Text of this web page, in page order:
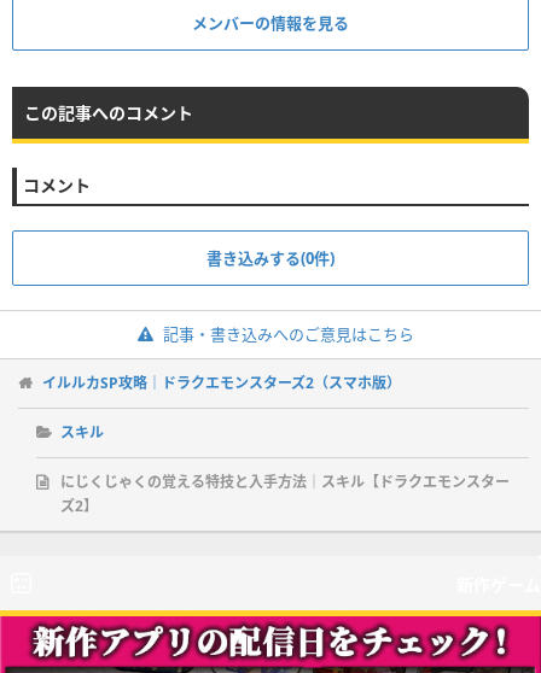
メンバーの情報を見る
この記事へのコメント
コメント
書き込みする(0件)
記事・書き込みへのご意見はこちら
イルルカSP攻略｜ドラクエモンスターズ2（スマホ版）
スキル
にじくじゃくの覚える特技と入手方法｜スキル【ドラクエモンスター
ズ2】